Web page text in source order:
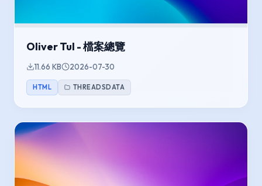
Oliver Tul - 檔案總覽
11.66 KB 2026-07-30
HTML THREADSDATA